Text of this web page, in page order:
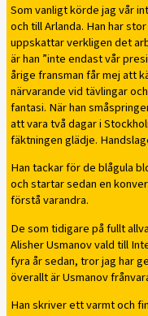
Som vanligt körde jag vår
och till Arlanda. Han har
uppskattar verkligen det
är han ”inte endast vår
årige fransman får mej att
närvarande vid tävlingar
fantasi. När han
att vara två dagar i
fäktningen glädje.
Han tackar för de blågula
och startar sedan en
förstå varandra.
De som tidigare på fullt
Alisher Usmanov vald till
fyra år sedan, tror jag har
överallt är Usmanov
Han skriver ett varmt och